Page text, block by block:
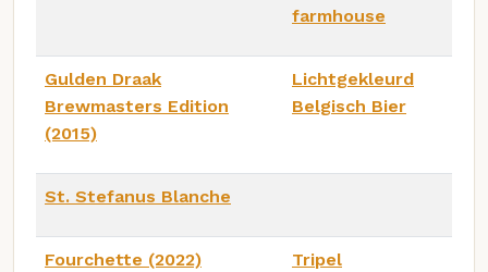
farmhouse
Gulden Draak
Brewmasters Edition
(2015)
Lichtgekleurd
Belgisch Bier
St. Stefanus Blanche
Fourchette (2022) Tripel